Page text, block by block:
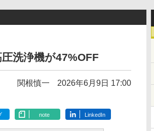
洗浄機が47%OFF
関根慎一 2026年6月9日 17:00
note LinkedIn